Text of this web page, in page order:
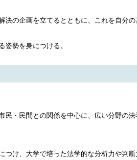
の企画を立てるとともに、これを自分の
勢を身につける。
・民間との関係を中心に、広い分野の
け、大学で培った法学的な分析力や判